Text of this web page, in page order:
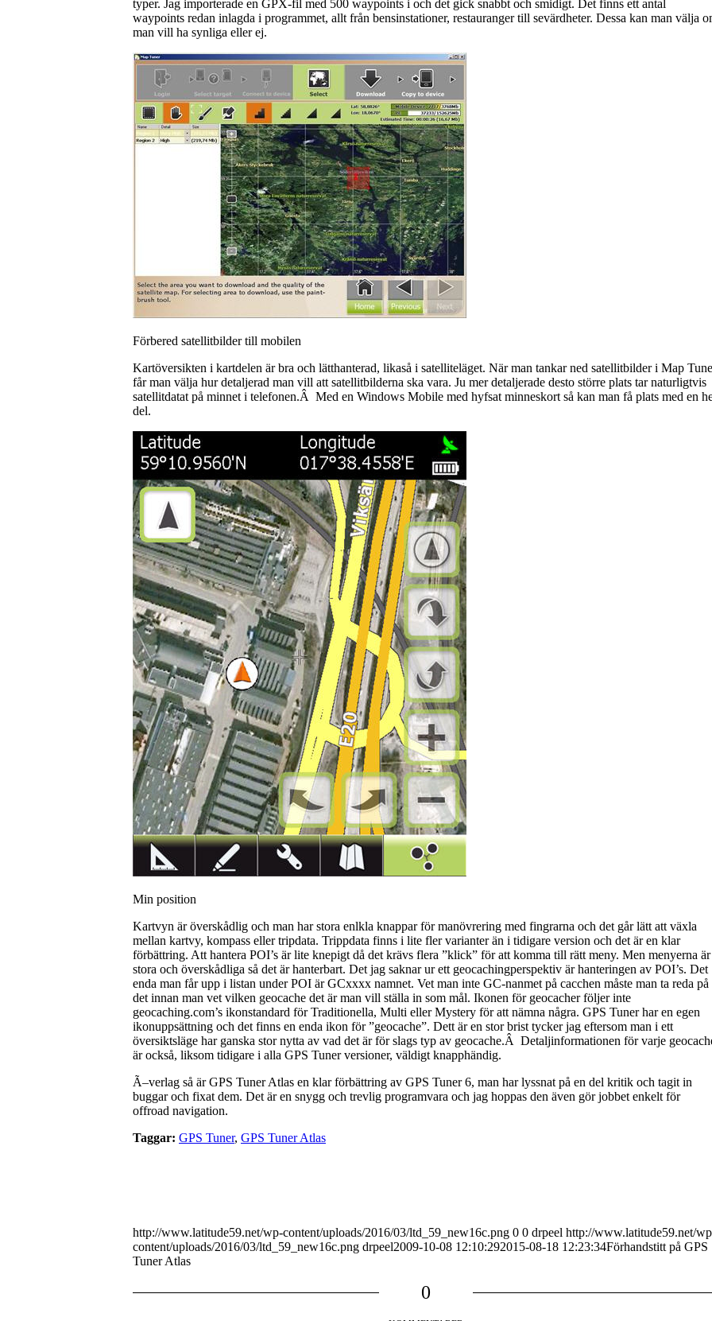
typer. Jag importerade en GPX-fil med 500 waypoints i och det gick snabbt och smidigt. Det finns ett antal
waypoints redan inlagda i programmet, allt från bensinstationer, restauranger till sevärdheter. Dessa kan man välja
man vill ha synliga eller ej.
Förbered satellitbilder till mobilen
Kartöversikten i kartdelen är bra och lätthanterad, likaså i satelliteläget. När man tankar ned satellitbilder i Map
får man välja hur detaljerad man vill att satellitbilderna ska vara. Ju mer detaljerade desto större plats tar naturligtvis
satellitdatat på minnet i telefonen.Â Med en Windows Mobile med hyfsat minneskort så kan man få plats med en
del.
Min position
Kartvyn är överskådlig och man har stora enlkla knappar för manövrering med fingrarna och det går lätt att växla
mellan kartvy, kompass eller tripdata. Trippdata finns i lite fler varianter än i tidigare version och det är en klar
förbättring. Att hantera POI’s är lite knepigt då det krävs flera ”klick” för att komma till rätt meny. Men menyerna är
stora och överskådliga så det är hanterbart. Det jag saknar ur ett geocachingperspektiv är hanteringen av POI’s. Det
enda man får upp i listan under POI är GCxxxx namnet. Vet man inte GC-nanmet på cacchen måste man ta reda på
det innan man vet vilken geocache det är man vill ställa in som mål. Ikonen för geocacher följer inte
geocaching.com’s ikonstandard för Traditionella, Multi eller Mystery för att nämna några. GPS Tuner har en egen
ikonuppsättning och det finns en enda ikon för ”geocache”. Dett är en stor brist tycker jag eftersom man i ett
översiktsläge har ganska stor nytta av vad det är för slags typ av geocache.Â Detaljinformationen för varje
är också, liksom tidigare i alla GPS Tuner versioner, väldigt knapphändig.
Ã–verlag så är GPS Tuner Atlas en klar förbättring av GPS Tuner 6, man har lyssnat på en del kritik och tagit in
buggar och fixat dem. Det är en snygg och trevlig programvara och jag hoppas den även gör jobbet enkelt för
offroad navigation.
Taggar: GPS Tuner, GPS Tuner Atlas
http://www.latitude59.net/wp-content/uploads/2016/03/ltd_59_new16c.png 0 0 drpeel http://www.latitude59.net/
content/uploads/2016/03/ltd_59_new16c.png drpeel2009-10-08 12:10:292015-08-18 12:23:34Förhandstitt på GPS
Tuner Atlas
0